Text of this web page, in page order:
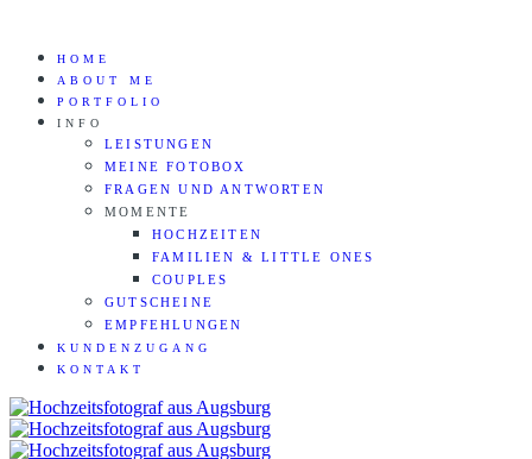
HOME
ABOUT ME
PORTFOLIO
INFO
LEISTUNGEN
MEINE FOTOBOX
FRAGEN UND ANTWORTEN
MOMENTE
HOCHZEITEN
FAMILIEN & LITTLE ONES
COUPLES
GUTSCHEINE
EMPFEHLUNGEN
KUNDENZUGANG
KONTAKT